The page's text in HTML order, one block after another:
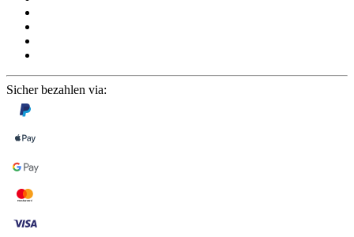
Sicher bezahlen via: